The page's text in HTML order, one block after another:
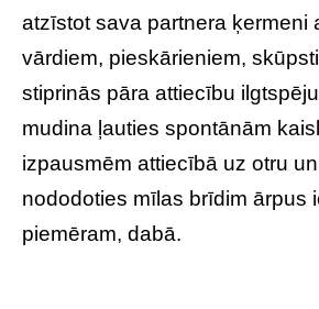
atzīstot sava partnera ķermeni
vārdiem, pieskārieniem,
stiprinās pāra attiecību
mudina ļauties spontānām
izpausmēm attiecībā uz otru
nododoties mīlas brīdim ārpus
piemēram, dabā.